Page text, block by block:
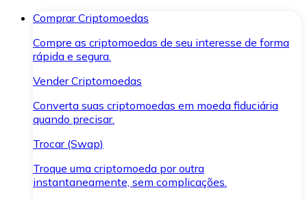
Comprar Criptomoedas
Compre as criptomoedas de seu interesse de forma
rápida e segura.
Vender Criptomoedas
Converta suas criptomoedas em moeda fiduciária
quando precisar.
Trocar (Swap)
Troque uma criptomoeda por outra
instantaneamente, sem complicações.